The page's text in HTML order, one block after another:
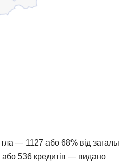
— 1127 або 68% від
або 536 кредитів — видано